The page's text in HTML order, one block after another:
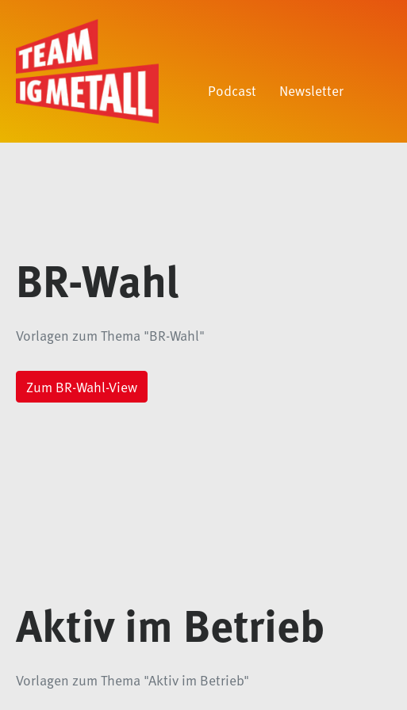
Podcast Newsletter
BR-Wahl
Vorlagen zum Thema "BR-Wahl"
Zum BR-Wahl-View
Aktiv im Betrieb
Vorlagen zum Thema "Aktiv im Betrieb"